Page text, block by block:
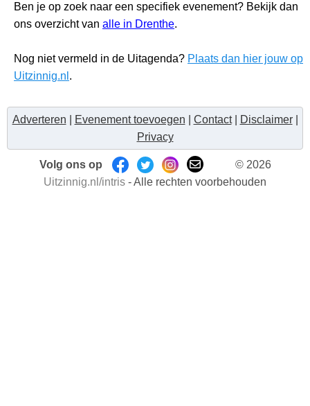
Ben je op zoek naar een specifiek evenement? Bekijk dan
ons overzicht van alle in Drenthe.
Nog niet vermeld in de Uitagenda? Plaats dan hier jouw op
Uitzinnig.nl .
Adverteren Evenement toevoegen Contact| Disclaimer|
Privacy
Volg ons op
© 2026
Uitzinnig.nl/intris - Alle rechten voorbehouden